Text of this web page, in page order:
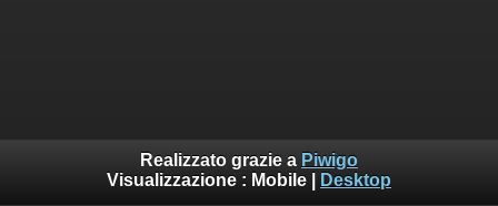
Realizzato grazie a Piwigo
Visualizzazione : Mobile Desktop